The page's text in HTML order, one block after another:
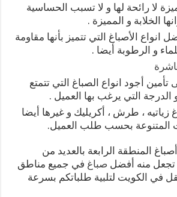
لا رائحة لها و لا تسبب الحساسية
الخلابة و المميزة .
انواع الأصباغ التي تتميز بأنها مقاومة
و الرطوبة أيضا .
أجود انواع الصباغ التي تتمتع
و الدرجة التي يرغب بها العميل .
زياتيه ، طرش ، أكريليك و غيرها أيضا
المتنوعة بحسب طلب العميل.
المنطقة الرابعة بالعديد من
تجعل منه أفضلصباغ في جميع مناطق
في الكويت لتلبية طلباتكم بسرعة